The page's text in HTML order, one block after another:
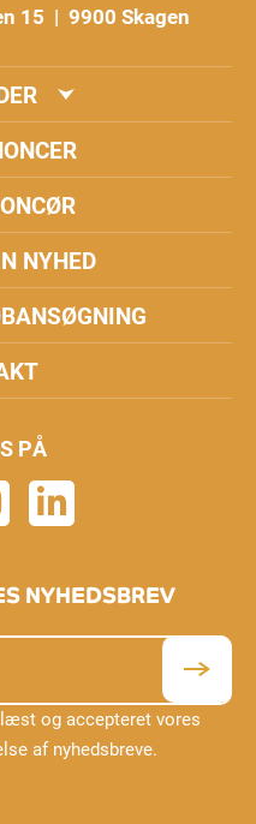
15 | 9900 Skagen
NYHED
PÅ
NYHEDSBREV
og accepteret vores
af nyhedsbreve.